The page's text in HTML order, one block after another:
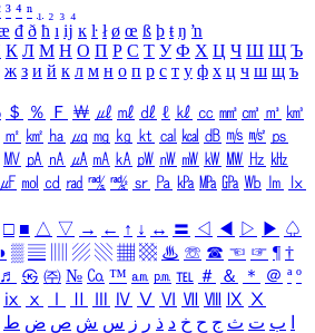
³ ⁴ ⁿ ₁ ₂ ₃ ₄
đ ð ħ ı ĳ ĸ ŀ ł ø œ ß þ ŧ ŋ ŉ
К Л М Н О П Р С Т У Ф Х Ц Ч Ш Щ Ъ
ж з и й к л м н о п р с т у ф х ц ч ш щ ъ
＄ ％ Ｆ ￦ ㎕ ㎖ ㎗ ℓ ㎘ ㏄ ㎣ ㎤ ㎥ ㎦
㎡ ㎢ ㏊ ㎍ ㎎ ㎏ ㏏ ㎈ ㎉ ㏈ ㎧ ㎨ ㎰
㎹ ㎀ ㎁ ㎂ ㎃ ㎄ ㎺ ㎻ ㎽ ㎾ ㎿ ㎐ ㎑
㎌ ㏖ ㏅ ㎭ ㎮ ㎯ ㏛ ㎩ ㎪ ㎫ ㎬ ㏝ ㏐
㏓
□ ■ △ ▽ → ← ↑ ↓ ↔ 〓 ◁ ◀ ▷ ▶ ♤
◑ ▒ ▤ ▨ ▧ ▦ ▩ ♨ ☏ ☎ ☜ ☞ ¶ †
♬ ㉿ ㈜ № ㏇ ™ ㏂ ㏘ ℡ ＃ ＆ ＊ ＠ ª º
ⅸ ⅹ Ⅳ Ⅴ Ⅵ Ⅶ Ⅷ Ⅸ Ⅹ
ب ت ث ج ح خ د ذ ر ز س ش ص ض ط